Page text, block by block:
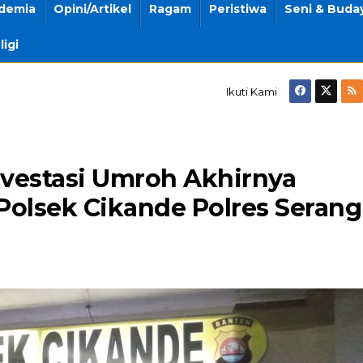
Opini/Artikel Ragam Peristiwa Seni &
Ikuti Kami
Umroh Akhirnya
Cikande Polres Serang